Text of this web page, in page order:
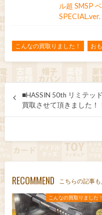
ル超 SMSP
こんなの買取りました！ お
■HASSIN 50th リミテッ
買取させて頂きました！
RECOMMEND こちらの記事も
こんなの買取りました！